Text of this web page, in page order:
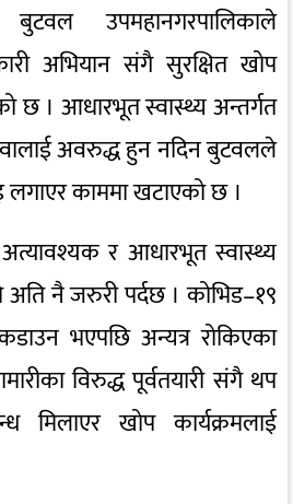
उपमहानगरपालिकाले
अभियान संगै सुरक्षित खोप
छ । आधारभूत स्वास्थ्य अन्तर्गत
अवरुद्ध हुन नदिन बुटवलले
लगाएर काममा खटाएको छ ।
र आधारभूत स्वास्थ्य
अति नै जरुरी पर्दछ । कोभिड–१९
भएपछि अन्यत्र रोकिएका
विरुद्ध पूर्वतयारी संगै थप
मिलाएर खोप कार्यक्रमलाई